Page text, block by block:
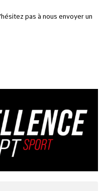
pas à nous envoyer un